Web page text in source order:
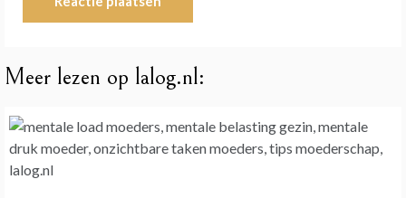
Meer lezen op lalog.nl: